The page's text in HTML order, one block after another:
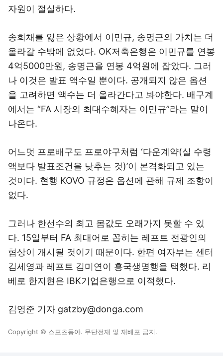
자원이 절실하다.
송희채를 잃은 상황에서 이민규, 송명근의 가치는 더
올라갈 수밖에 없었다. OK저축은행은 이민규를 연봉
4억5000만원, 송명근을 연봉 4억원에 잡았다. 그러
나 이것은 발표 액수일 뿐이다. 공개되지 않은 옵션
을 고려하면 액수는 더 올라간다고 봐야한다. 배구계
에서는 “FA 시장의 최대수혜자는 이민규”라는 말이
나온다.
어느덧 프로배구도 프로야구처럼 ‘다운계약(실 수령
액보다 발표조건을 낮추는 것)’이 본격화되고 있는
것이다. 현행 KOVO 규정은 옵션에 관해 규제 조항이
없다.
그러나 한선수의 최고 몸값도 오래가지 못할 수 있
다. 15일부터 FA 최대어로 꼽히는 레프트 전광인의
협상이 개시될 것이기 때문이다. 한편 여자부는 센터
김세영과 레프트 김미연이 흥국생명행을 택했다. 리
베로 한지현은 IBK기업은행으로 이적했다.
김영준 기자 gatzby@donga.com
Copyright © 스포츠동아. 무단전재 및 재배포 금지.